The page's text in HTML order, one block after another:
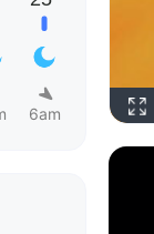
6am